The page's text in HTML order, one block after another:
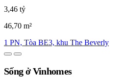
3,46 tỷ
46,70 m²
1 PN, Tòa BE3, khu The Beverly
Sống ở Vinhomes